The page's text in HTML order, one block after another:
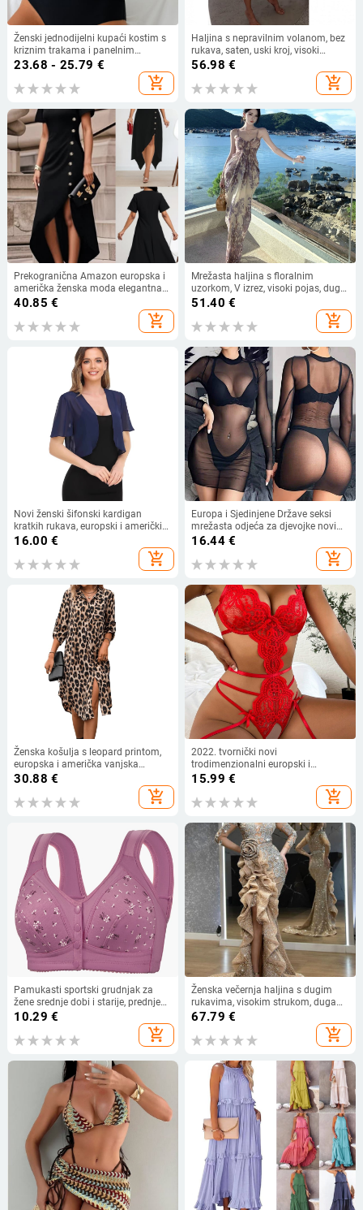
Ženski jednodijelni kupaći kostim s
kriznim trakama i panelnim
dizajnom; čelična podrška; brzo se
23.68 - 25.79 €
add_shopping_cart
Haljina s nepravilnim volanom, bez
rukava, saten, uski kroj, visoki
ovratnik
56.98 €
add_shopping_cart
Prekogranična Amazon europska i
američka ženska moda elegantna
nepravilna haljina s ukrasom od
40.85 €
add_shopping_cart
Mrežasta haljina s floralnim
uzorkom, V izrez, visoki pojas, duga
ljetna haljina
51.40 €
add_shopping_cart
Novi ženski šifonski kardigan
kratkih rukava, europski i američki
Amazon Ljeto 2022.
16.00 €
add_shopping_cart
Europa i Sjedinjene Države seksi
mrežasta odjeća za djevojke novi
ljetni bikini iskušenje perspektiva
mrežasti kupaći kostimi s dugim
rukavima za plažu veleprodaja
16.44€
add_shopping_cart
Ženska košulja s leopard printom,
europska i američka vanjska
trgovina, tkana haljina s rukavima i
sedam točaka, široka modna
ženska midi haljina s razdjelnim
30.88 €
add_shopping_cart
2022. tvornički novi
trodimenzionalni europski i
američki slatko-pikantni čipkasti
bodi, seksi iskušenje, vanjska
trgovina, donje rublje, seksi
15.99 €
add_shopping_cart
Pamukasti sportski grudnjak za
žene srednje dobi i starije, prednje
kopčanje, tanke šalice, otisak, bez
10.29 €
add_shopping_cart
Ženska večernja haljina s dugim
rukavima, visokim strukom, duga
suknja, metalni sprej materijal,
67.79 €
add_shopping_cart